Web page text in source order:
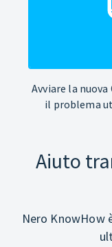
Avviare la
il problema
Aiuto
Nero KnowHow